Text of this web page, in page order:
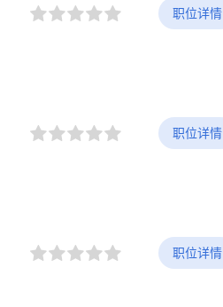
职位详情
职位详情
职位详情